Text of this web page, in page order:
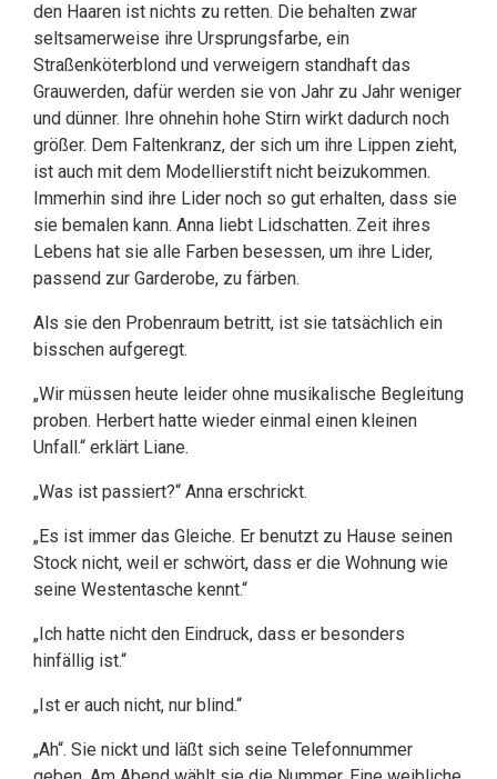
den Haaren ist nichts zu retten. Die behalten zwar
seltsamerweise ihre Ursprungsfarbe, ein
Straßenköterblond und verweigern standhaft das
Grauwerden, dafür werden sie von Jahr zu Jahr weniger
und dünner. Ihre ohnehin hohe Stirn wirkt dadurch noch
größer. Dem Faltenkranz, der sich um ihre Lippen zieht,
ist auch mit dem Modellierstift nicht beizukommen.
Immerhin sind ihre Lider noch so gut erhalten, dass sie
sie bemalen kann. Anna liebt Lidschatten. Zeit ihres
Lebens hat sie alle Farben besessen, um ihre Lider,
passend zur Garderobe, zu färben.
Als sie den Probenraum betritt, ist sie tatsächlich ein
bisschen aufgeregt.
„Wir müssen heute leider ohne musikalische Begleitung
proben. Herbert hatte wieder einmal einen kleinen
Unfall.“ erklärt Liane.
„Was ist passiert?“ Anna erschrickt.
„Es ist immer das Gleiche. Er benutzt zu Hause seinen
Stock nicht, weil er schwört, dass er die Wohnung wie
seine Westentasche kennt.“
„Ich hatte nicht den Eindruck, dass er besonders
hinfällig ist.“
„Ist er auch nicht, nur blind.“
„Ah“. Sie nickt und läßt sich seine Telefonnummer